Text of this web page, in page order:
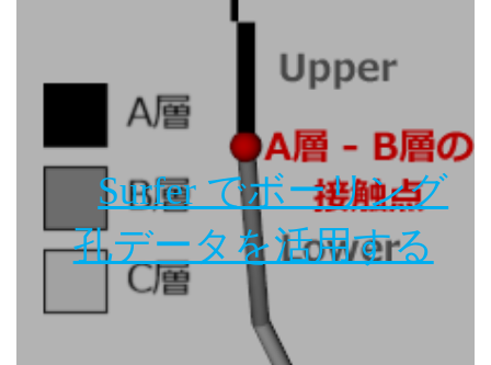
Surfer でボーリング
孔データを活用する